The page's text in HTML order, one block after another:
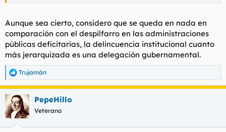
Aunque sea cierto, considero que se queda en nada en
comparación con el despilfarro en las administraciones
públicas deficitarias, la delincuencia institucional cuanto
más jerarquizada es una delegación gubernamental.
R
e
a
c
c
i
Trujamán
PepeHillo
Veterano